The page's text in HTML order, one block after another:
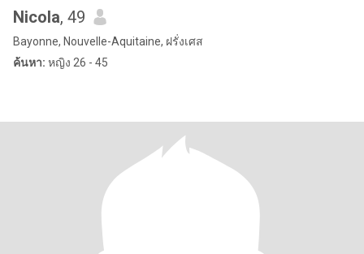
Nicola, 49
Bayonne, Nouvelle-Aquitaine, ฝรั่งเศส
ค้นหา: หญิง 26 - 45